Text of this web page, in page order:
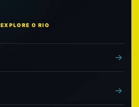
EXPLORE O RIO